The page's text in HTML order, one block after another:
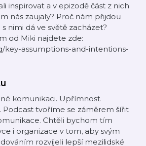
inspirovat a v epizodě část z nich
nás zaujaly? Proč nám přijdou
nimi dá ve světě zacházet?
od Miki najdete zde:
key-assumptions-and-intentions-
komunikaci. Upřímnost.
Podcast tvoříme se záměrem šířit
Chtěli bychom tím
i organizace v tom, aby svým
rozvíjeli lepší mezilidské